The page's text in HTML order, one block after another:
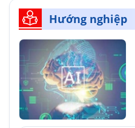
Hướng nghiệp